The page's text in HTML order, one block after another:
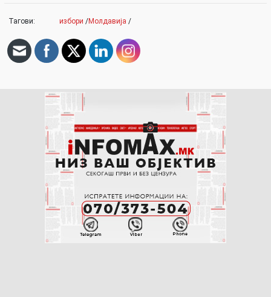
Тагови: избори /Молдавија /